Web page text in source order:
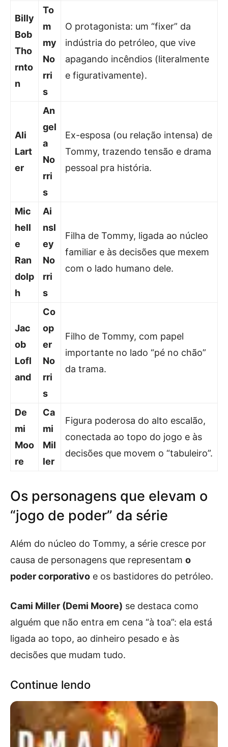
Billy
Bob
Tho
rnto
n
To
m
my
No
rri
s
O protagonista: um “fixer” da
indústria do petróleo, que vive
apagando incêndios (literalmente
e figurativamente).
Ali
Lart
er
An
gel
a
No
rri
s
Ex-esposa (ou relação intensa) de
Tommy, trazendo tensão e drama
pessoal pra história.
Mic
hell
e
Ran
dolp
h
Ai
nsl
ey
No
rri
s
Filha de Tommy, ligada ao núcleo
familiar e às decisões que mexem
com o lado humano dele.
Jac
ob
Lofl
and
Co
op
er
No
rri
s
Filho de Tommy, com papel
importante no lado “pé no chão”
da trama.
De
mi
Moo
re
Ca
mi
Mil
ler
Figura poderosa do alto escalão,
conectada ao topo do jogo e às
decisões que movem o “tabuleiro”.
Os personagens que elevam o
“jogo de poder” da série
Além do núcleo do Tommy, a série cresce por
causa de personagens que representam o
poder corporativo e os bastidores do petróleo.
Cami Miller (Demi Moore) se destaca como
alguém que não entra em cena “à toa”: ela está
ligada ao topo, ao dinheiro pesado e às
decisões que mudam tudo.
Continue lendo